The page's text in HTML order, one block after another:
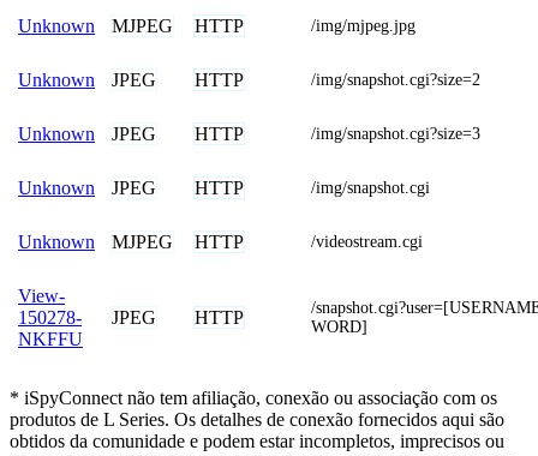
Unknown MJPEG HTTP /img/mjpeg.jpg
Unknown JPEG HTTP /img/snapshot.cgi?size=2
Unknown JPEG HTTP /img/snapshot.cgi?size=3
Unknown JPEG HTTP /img/snapshot.cgi
Unknown MJPEG HTTP /videostream.cgi
View-
150278-
NKFFU
JPEG HTTP
/
WORD]
* iSpyConnect não tem afiliação, conexão ou associação com os
produtos de L Series. Os detalhes de conexão fornecidos aqui são
obtidos da comunidade e podem estar incompletos, imprecisos ou